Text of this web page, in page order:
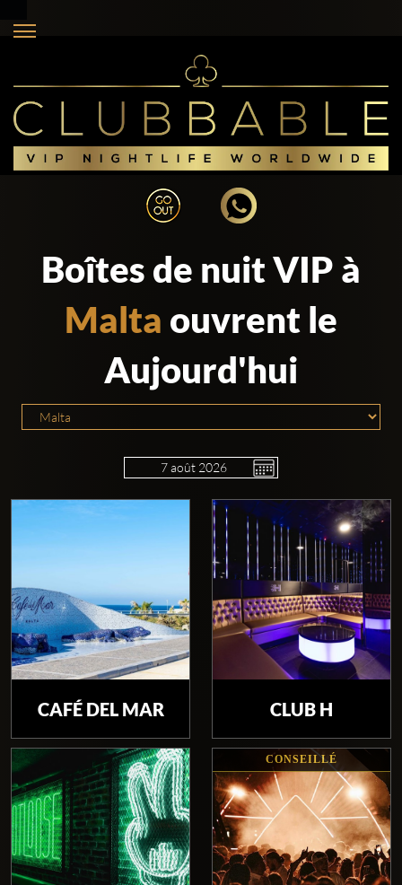
Comptes
sociaux
Clubbable:
Boîtes de nuit VIP à
Malta ouvrent le
Aujourd'hui
CAFÉ DEL MAR CLUB H
CONSEILLÉ